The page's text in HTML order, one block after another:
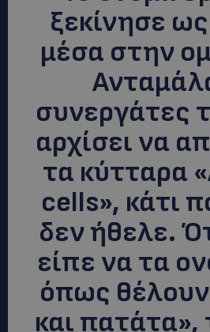
ξεκίνησε
μέσα στην
συνεργάτες
αρχίσει να
τα κύτταρα
cells», κάτι
δεν ήθελε.
είπε να τα
όπως
και πατάτα»,